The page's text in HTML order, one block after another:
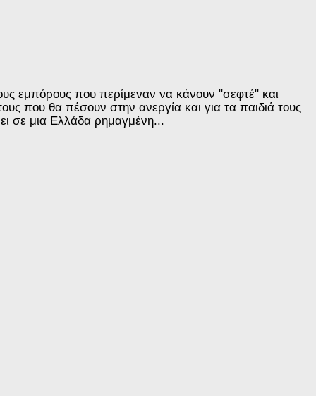
εμπόρους που περίμεναν να κάνουν "σεφτέ" και
που θα πέσουν στην ανεργία και για τα παιδιά τους
σε μια Ελλάδα ρημαγμένη...